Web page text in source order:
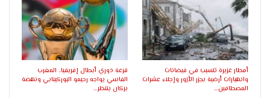
أمطار غزيرة تتسبب في فيضانات
وانهيارات أرضية بجزر الأزور وإجلاء عشرات
المصطافين…
قرعة دوري أبطال إفريقيا.. المغرب
الفاسي يواجه رحيمو البوركينابي ونهضة
بركان ينتظر…